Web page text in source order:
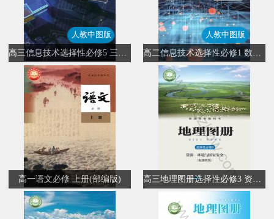
人教中图版
高三信息技术选择性必修5 三维设计与创意(人教中图版)
人教中图版
高二信息技术选择性必修1 数据与数据结构(人教中图版)
高一语文必修 上册(部编版)